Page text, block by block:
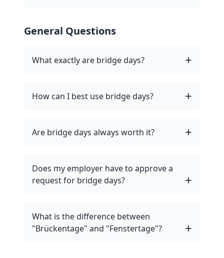
General Questions
What exactly are bridge days?
How can I best use bridge days?
Are bridge days always worth it?
Does my employer have to approve a
request for bridge days?
What is the difference between
"Brückentage" and "Fenstertage"?